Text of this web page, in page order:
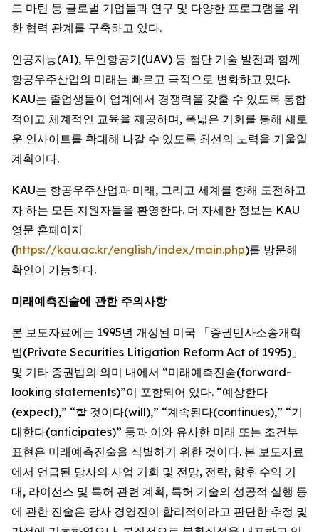
드 마틴 등 글로벌 기업들과 연구 및 다양한 프로그램을 위
한 협력 관계를 구축하고 있다.
인공지능(AI), 무인항공기(UAV) 등 첨단 기술 발전과 함께
항공우주산업의 미래는 빠르고 극적으로 변화하고 있다.
KAU는 졸업생들이 업계에서 경쟁력을 갖출 수 있도록 통합
적이고 체계적인 교육을 제공하며, 폭넓은 기회를 통해 새로
운 인사이트를 확대해 나갈 수 있도록 최선의 노력을 기울일
계획이다.
KAU는 항공우주산업과 미래, 그리고 세계를 향해 도전하고
자 하는 모든 지원자들을 환영한다. 더 자세한 정보는 KAU
영문 홈페이지
(https://kau.ac.kr/english/index/main.php)를 방문해
확인이 가능하다.
미래예측진술에 관한 주의사항
본 보도자료에는 1995년 개정된 미국 「증권민사소송개혁
법(Private Securities Litigation Reform Act of 1995)」
및 기타 증권법의 의미 내에서 “미래예측진술(forward-
looking statements)”이 포함되어 있다. “예상한다
(expect),” “할 것이다(will),” “계속된다(continues),” “기
대한다(anticipates)” 등과 이와 유사한 미래 또는 조건부
표현은 미래예측진술을 식별하기 위한 것이다. 본 보도자료
에서 언급된 당사의 사업 기회 및 전망, 전략, 향후 수익 기
대, 라이선스 및 특허 관련 계획, 특허 기술의 성공적 실행 등
에 관한 진술은 당사 경영진이 합리적이라고 판단한 추정 및